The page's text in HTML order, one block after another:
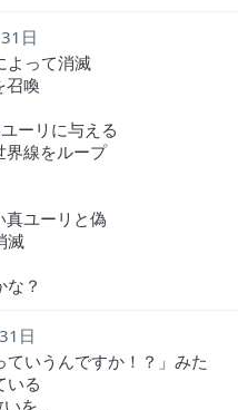
日
よって消滅
召喚
ーリに与える
線をループ
ユーリと偽
滅
な？
日
ていうんですか！？」みた
いる